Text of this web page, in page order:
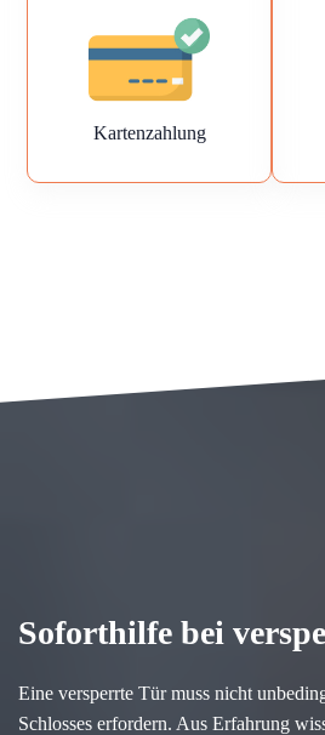
Kartenzahlung
Soforthilfe bei
Eine versperrte Tür muss nicht
Schlosses erfordern. Aus Erfahrung